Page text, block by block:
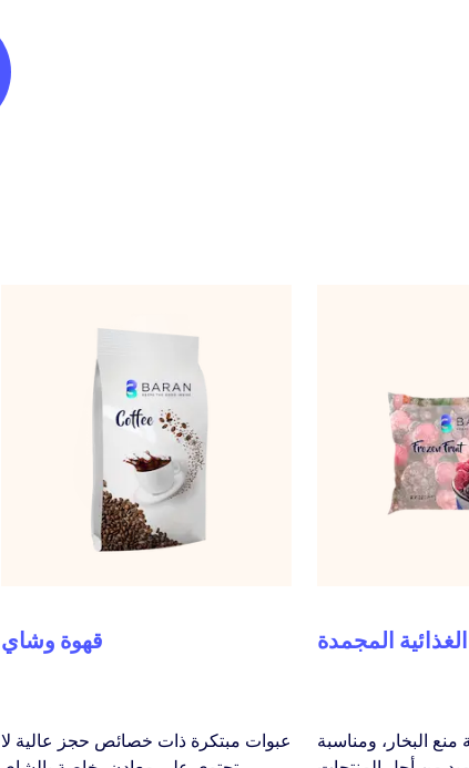
قهوة وشاي
عبوات مبتكرة ذات خصائص حجز عالية لا
المجمدة
البخار، ومناسبة